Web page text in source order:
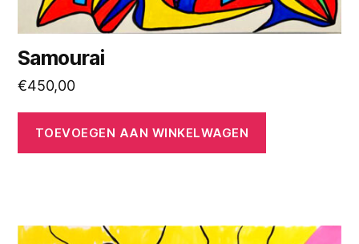
Samourai
€450,00
TOEVOEGEN AAN WINKELWAGEN